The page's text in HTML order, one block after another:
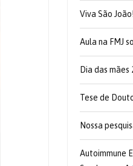
Viva São João!
Aula na FMJ
Dia das mães
Tese de
Nossa
Autoimmune